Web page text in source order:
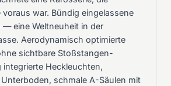
war. Bündig eingelassene
— eine Weltneuheit in der
Aerodynamisch optimierte
sichtbare Stoßstangen-
integrierte Heckleuchten,
schmale A-Säulen mit